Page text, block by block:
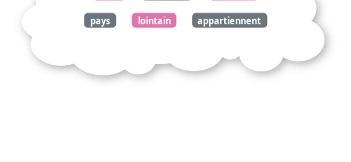
pays lointain appartiennent
théâtre classique vraiment